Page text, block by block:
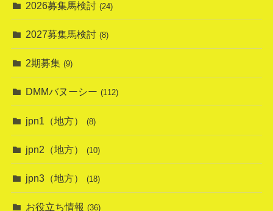
2026募集馬検討 (24)
2027募集馬検討 (8)
2期募集 (9)
DMMバヌーシー (112)
jpn1（地方） (8)
jpn2（地方） (10)
jpn3（地方） (18)
お役立ち情報 (36)